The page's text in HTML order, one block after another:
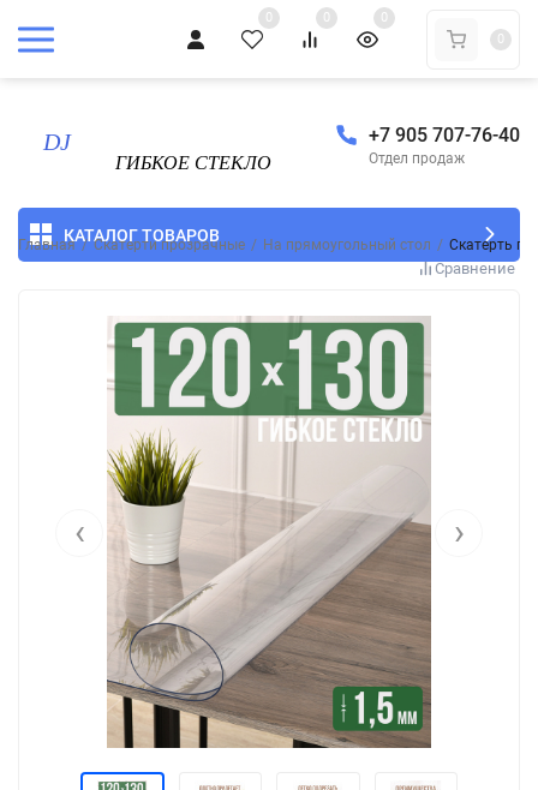
0 0
0
0
+7 905 707-76-40
Отдел продаж
КАТАЛОГ ТОВАРОВ
Главная / Скатерти прозрачные / На прямоугольный стол / Скатерть
Сравнение
‹ ›